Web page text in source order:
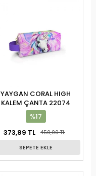
YAYGAN CORAL HIGH
KALEM ÇANTA 22074
%17
373,89 TL
450,00 TL
SEPETE EKLE